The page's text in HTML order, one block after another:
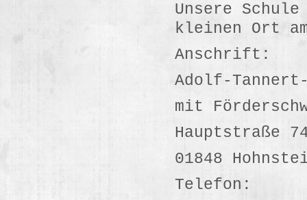
Unsere
kleinen Ort
Anschrift:
Adolf-
mit
Hauptstraße
01848
Telefon: